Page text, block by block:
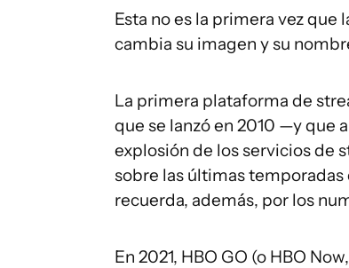
Esta no es la primera vez
cambia su imagen y su
La primera plataforma de
que se lanzó en 2010 —y que
explosión de los servicios de
sobre las últimas temporadas
recuerda, además, por los
En 2021, HBO GO (o HBO